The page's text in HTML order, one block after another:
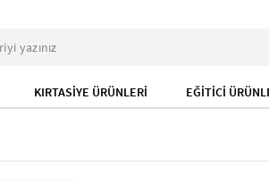
KIRTASİYE ÜRÜNLERİ EĞİTİCİ